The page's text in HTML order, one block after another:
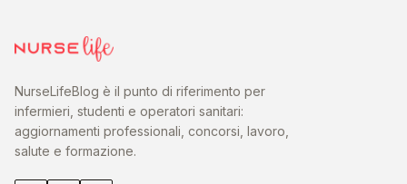
NurseLifeBlog è il punto di riferimento per
infermieri, studenti e operatori sanitari:
aggiornamenti professionali, concorsi, lavoro,
salute e formazione.